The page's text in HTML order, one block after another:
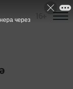
через